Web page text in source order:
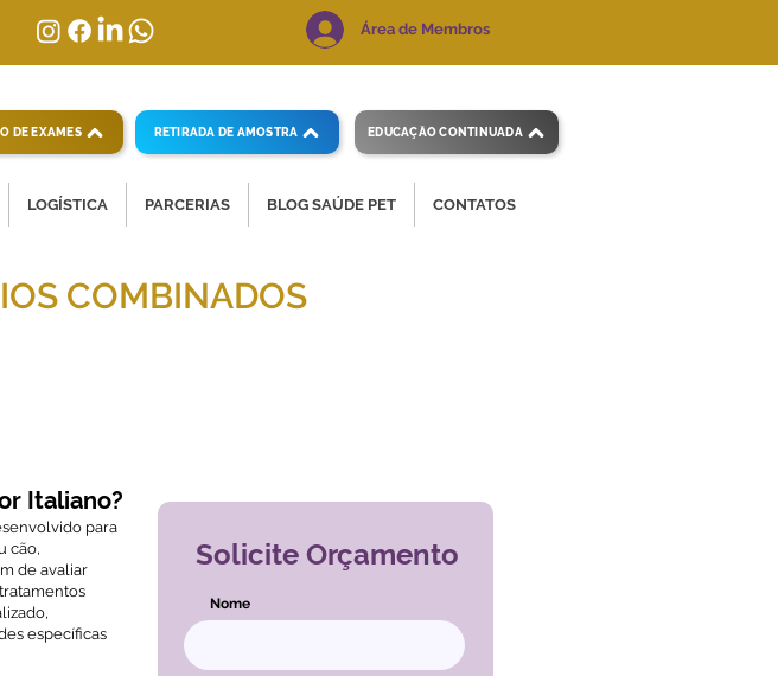
Área de Membros
DE EXAMES RETIRADA DE AMOSTRA EDUCAÇÃO CONTINUADA
LOGÍSTICA PARCERIAS BLOG SAÚDE PET CONTATOS
COMBINADOS
Italiano?
para
cão,
de avaliar
específicas
Solicite Orçamento
Nome